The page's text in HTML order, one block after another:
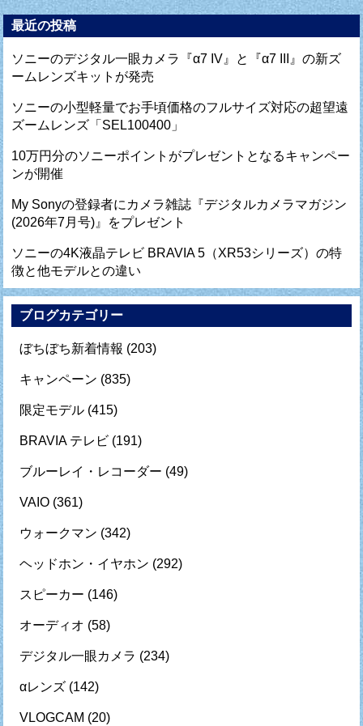
最近の投稿
ソニーのデジタル一眼カメラ『α7 IV』と『α7 III』の新ズ
ームレンズキットが発売
ソニーの小型軽量でお手頃価格のフルサイズ対応の超望遠
ズームレンズ「SEL100400」
10万円分のソニーポイントがプレゼントとなるキャンペー
ンが開催
My Sonyの登録者にカメラ雑誌『デジタルカメラマガジン
(2026年7月号)』をプレゼント
ソニーの4K液晶テレビ BRAVIA 5（XR53シリーズ）の特
徴と他モデルとの違い
ブログカテゴリー
ぼちぼち新着情報 (203)
キャンペーン (835)
限定モデル (415)
BRAVIA テレビ (191)
ブルーレイ・レコーダー (49)
VAIO (361)
ウォークマン (342)
ヘッドホン・イヤホン (292)
スピーカー (146)
オーディオ (58)
デジタル一眼カメラ (234)
αレンズ (142)
VLOGCAM (20)